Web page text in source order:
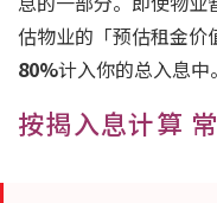
估物业的「预估租金价
80%计入你的总入息中。
按揭入息计算